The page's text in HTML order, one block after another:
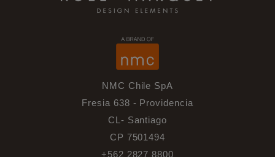
NMC Chile SpA
Fresia 638 - Providencia
CL- Santiago
CP 7501494
+562 2827 8800